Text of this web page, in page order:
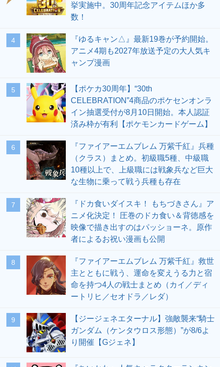
挙実施中。30周年記念アイテムほか多
数！
4
『ゆるキャン△』最新19巻が予約開始。
アニメ4期も2027年放送予定の大人気キ
ャンプ漫画
5
【ポケカ30周年】“30th
CELEBRATION”4商品のポケセンオンラ
イン抽選受付が8月10日開始。本人認証
済み枠が有利【ポケモンカードゲーム】
6
『ファイアーエムブレム 万紫千紅』兵種
（クラス）まとめ。初級職5種、中級職
10種以上で、上級職には戦象兵など巨大
な生物に乗って戦う兵種も存在
7
『ドカ食いダイスキ！ もちづきさん』ア
ニメ化決定！ 圧巻のドカ食い＆背徳感を
映像で描き出すのはパッショーネ。原作
者によるお祝い漫画も公開
8
『ファイアーエムブレム 万紫千紅』救世
主とともに戦う、運命を変えうる力と宿
命を持つ4人の戦士まとめ（カイ／ディ
ートリヒ／セオドラ／レダ）
9
【ジージェネエターナル】強敵襲来“騎士
ガンダム（ケンタウロス形態）”が8/6よ
り開催【Gジェネ】